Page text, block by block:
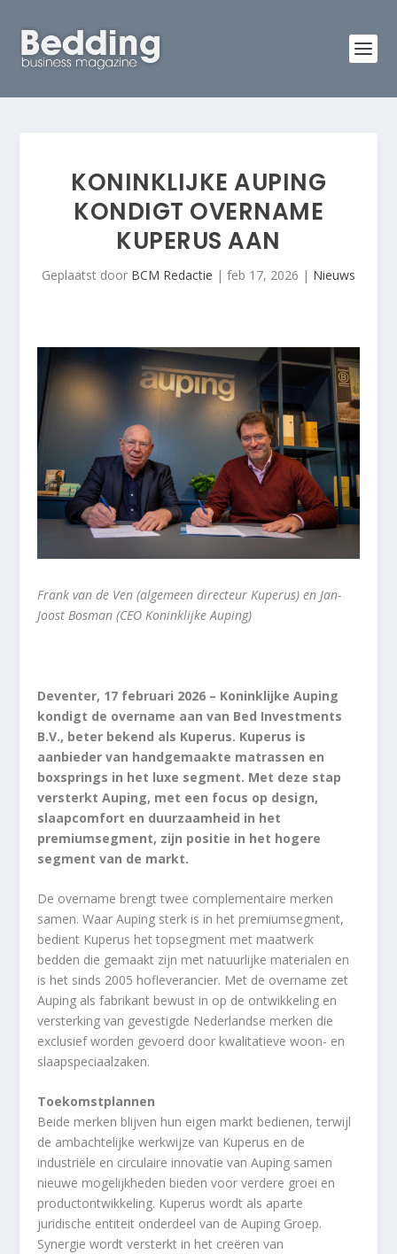
KONINKLIJKE AUPING
KONDIGT OVERNAME
KUPERUS AAN
Geplaatst door BCM Redactie | feb 17, 2026 | Nieuws
Frank van de Ven (algemeen directeur Kuperus) en Jan-
Joost Bosman (CEO Koninklijke Auping)
Deventer, 17 februari 2026 – Koninklijke Auping
kondigt de overname aan van Bed Investments
B.V., beter bekend als Kuperus. Kuperus is
aanbieder van handgemaakte matrassen en
boxsprings in het luxe segment. Met deze stap
versterkt Auping, met een focus op design,
slaapcomfort en duurzaamheid in het
premiumsegment, zijn positie in het hogere
segment van de markt.
De overname brengt twee complementaire merken
samen. Waar Auping sterk is in het premiumsegment,
bedient Kuperus het topsegment met maatwerk
bedden die gemaakt zijn met natuurlijke materialen en
is het sinds 2005 hofleverancier. Met de overname zet
Auping als fabrikant bewust in op de ontwikkeling en
versterking van gevestigde Nederlandse merken die
exclusief worden gevoerd door kwalitatieve woon- en
slaapspeciaalzaken.
Toekomstplannen
Beide merken blijven hun eigen markt bedienen, terwijl
de ambachtelijke werkwijze van Kuperus en de
industriële en circulaire innovatie van Auping samen
nieuwe mogelijkheden bieden voor verdere groei en
productontwikkeling. Kuperus wordt als aparte
juridische entiteit onderdeel van de Auping Groep.
Synergie wordt versterkt in het creëren van